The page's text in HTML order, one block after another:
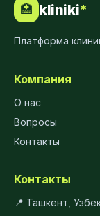
🏥 kliniki*
Платформа
Компания
О нас
Вопросы
Контакты
Контакты
📍 Ташкент,